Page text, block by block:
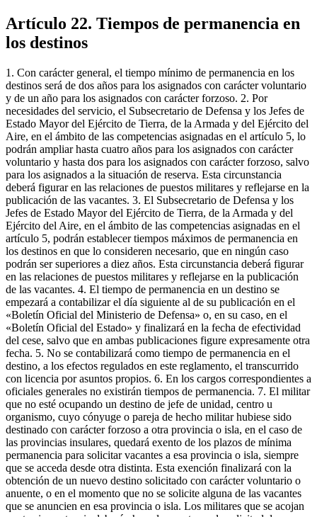
Artículo 22. Tiempos de permanencia en
los destinos
1. Con carácter general, el tiempo mínimo de permanencia en los
destinos será de dos años para los asignados con carácter voluntario
y de un año para los asignados con carácter forzoso. 2. Por
necesidades del servicio, el Subsecretario de Defensa y los Jefes de
Estado Mayor del Ejército de Tierra, de la Armada y del Ejército del
Aire, en el ámbito de las competencias asignadas en el artículo 5, lo
podrán ampliar hasta cuatro años para los asignados con carácter
voluntario y hasta dos para los asignados con carácter forzoso, salvo
para los asignados a la situación de reserva. Esta circunstancia
deberá figurar en las relaciones de puestos militares y reflejarse en la
publicación de las vacantes. 3. El Subsecretario de Defensa y los
Jefes de Estado Mayor del Ejército de Tierra, de la Armada y del
Ejército del Aire, en el ámbito de las competencias asignadas en el
artículo 5, podrán establecer tiempos máximos de permanencia en
los destinos en que lo consideren necesario, que en ningún caso
podrán ser superiores a diez años. Esta circunstancia deberá figurar
en las relaciones de puestos militares y reflejarse en la publicación
de las vacantes. 4. El tiempo de permanencia en un destino se
empezará a contabilizar el día siguiente al de su publicación en el
«Boletín Oficial del Ministerio de Defensa» o, en su caso, en el
«Boletín Oficial del Estado» y finalizará en la fecha de efectividad
del cese, salvo que en ambas publicaciones figure expresamente otra
fecha. 5. No se contabilizará como tiempo de permanencia en el
destino, a los efectos regulados en este reglamento, el transcurrido
con licencia por asuntos propios. 6. En los cargos correspondientes a
oficiales generales no existirán tiempos de permanencia. 7. El militar
que no esté ocupando un destino de jefe de unidad, centro u
organismo, cuyo cónyuge o pareja de hecho militar hubiese sido
destinado con carácter forzoso a otra provincia o isla, en el caso de
las provincias insulares, quedará exento de los plazos de mínima
permanencia para solicitar vacantes a esa provincia o isla, siempre
que se acceda desde otra distinta. Esta exención finalizará con la
obtención de un nuevo destino solicitado con carácter voluntario o
anuente, o en el momento que no se solicite alguna de las vacantes
que se anuncien en esa provincia o isla. Los militares que se acojan